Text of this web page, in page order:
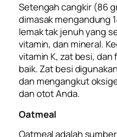
Setengah cangkir (86
dimasak mengandung
lemak tak jenuh yang
vitamin, dan mineral.
vitamin K, zat besi,
baik. Zat besi
dan mengangkut
dan otot Anda.
Oatmeal
Oatmeal adalah